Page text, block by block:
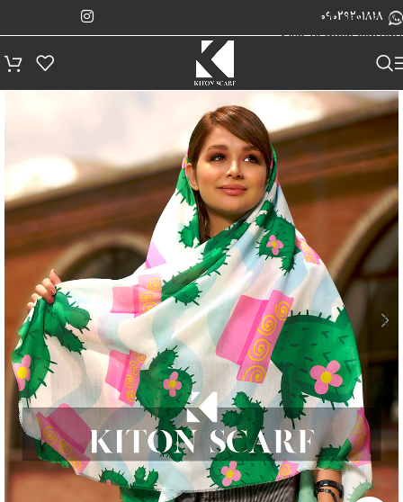
Skip to navigation
Skip to main content
09029201818